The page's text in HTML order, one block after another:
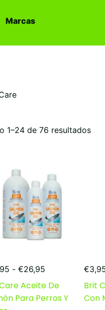
Marcas
1–24 de 76 resultados
- €26,95Rango
precios:
desde
Aceite De
Para Perros Y
€
Brit
Con